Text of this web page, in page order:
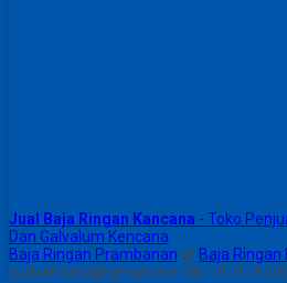
Jual Baja Ringan Kancana - Toko
Dan Galvalum Kencana
Baja Ringan Prambanan @ Baja Ringan
jualkencana@gmail.com 087717171500